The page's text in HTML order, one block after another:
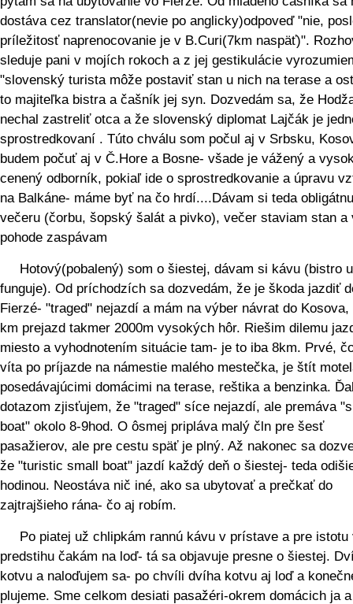
dostáva cez translator(nevie po anglicky)odpoveď "nie,
príležitosť naprenocovanie je v B.Curi(7km naspäť)".
sleduje pani v mojích rokoch a z jej gestikulácie
"slovenský turista môže postaviť stan u nich na terase a
to majiteľka bistra a čašník jej syn. Dozvedám sa, že
nechal zastreliť otca a že slovenský diplomat Lajčák je
sprostredkovaní . Túto chválu som počul aj v Srbsku,
budem počuť aj v Č.Hore a Bosne- všade je vážený a
cenený odborník, pokiaľ ide o sprostredkovanie a úpravu
na Balkáne- máme byť na čo hrdí....Dávam si teda obligátnu
večeru (čorbu, šopský šalát a pivko), večer staviam stan a
pohode zaspávam
Hotový(pobalený) som o šiestej, dávam si kávu (bistro
funguje). Od príchodzích sa dozvedám, že je škoda jazdiť
Fierzé- "traged" nejazdí a mám na výber návrat do Kosova,
km prejazd takmer 2000m vysokých hôr. Riešim dilemu
miesto a vyhodnotením situácie tam- je to iba 8km. Prvé,
víta po príjazde na námestie malého mestečka, je štít
posedávajúcimi domácimi na terase, reštika a benzinka.
dotazom zjisťujem, že "traged" síce nejazdí, ale premáva
boat" okolo 8-9hod. O ôsmej pripláva malý čln pre šesť
pasažierov, ale pre cestu späť je plný. Až nakonec sa
že "turistic small boat" jazdí každý deň o šiestej- teda
hodinou. Neostáva nič iné, ako sa ubytovať a prečkať do
zajtrajšieho rána- čo aj robím.
Po piatej už chlipkám rannú kávu v prístave a pre istotu
predstihu čakám na loď- tá sa objavuje presne o šiestej.
kotvu a naloďujem sa- po chvíli dvíha kotvu aj loď a
plujeme. Sme celkom desiati pasažéri-okrem domácich ja a